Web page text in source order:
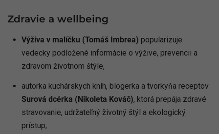
Zdravie a wellbeing
Výživa v malíčku (Tomáš Imbrea) popularizuje
vedecky podložené informácie o výžive, prevencii a
zdravom životnom štýle,
autorka kuchárskych kníh, blogerka a tvorkyňa receptov
Surová dcérka (Nikoleta Kováč), ktorá prepája zdravé
stravovanie, udržateľný životný štýl a ekologický
prístup,